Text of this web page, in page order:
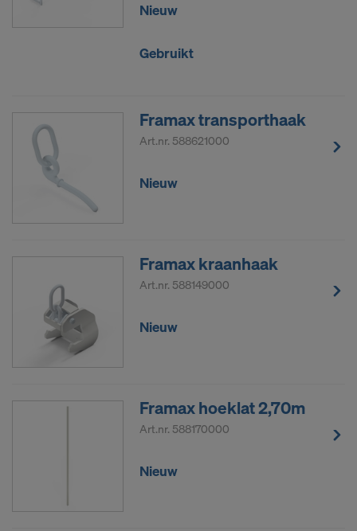
Nieuw
Gebruikt
Framax transporthaak
Art.nr. 588621000
Nieuw
Framax kraanhaak
Art.nr. 588149000
Nieuw
Framax hoeklat 2,70m
Art.nr. 588170000
Nieuw